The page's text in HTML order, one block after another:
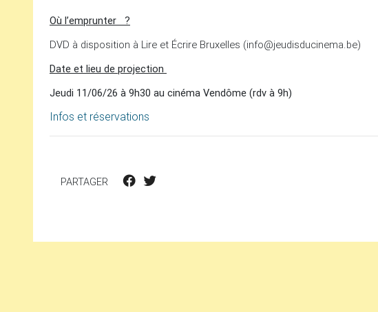
Où l’emprunter
?
DVD à disposition à Lire et Écrire Bruxelles (info@jeudisducinema.be)
Date et lieu de projection
Jeudi 11/06/26 à 9h30 au cinéma Vendôme (rdv à 9h)
Infos et réservations
PARTAGER